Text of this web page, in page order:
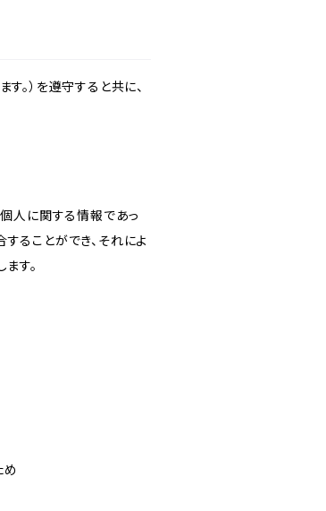
。）を遵守すると共に、
人に関する情報であっ
ることができ、それによ
す。
め